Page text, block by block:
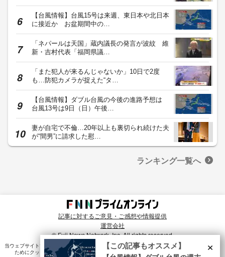
【台風情報】台風15号は来週、東日本や北日本
に接近か お盆期間中の…
「ネパールは天国」蔵内議長の発言が波紋 維
新・吉村代表「福岡県議…
「また犯人が来るんじゃないか」10日で2度
も…防犯カメラが捉えた“タ…
【台風情報】ダブル台風の今後の進路予想は
台風13号は9日（日）午後…
妻が自宅で不倫…20年以上も裏切られ続けた夫
が“間男”に請求した慰…
ランキング一覧へ
記事に対するご意見・ご感想や情報提供
運営会社
© Fuji News Network, Inc. All rights reserved.
当ウェブサイトでは、ユーザのニーズ・興味・関⼼に合致したコンテンツや広告配信を提供する
ためにクッキーを使⽤しています。詳細は、プライバシーポリシー をご確認ください。×
【この記事もオススメ】